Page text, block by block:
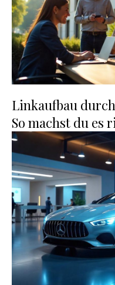
Linkaufbau
So machst du es